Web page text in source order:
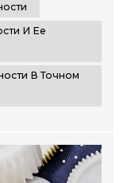
И Ее
В Точном